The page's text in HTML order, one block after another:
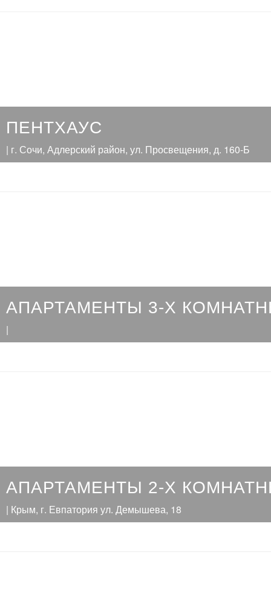
ПЕНТХАУС
| г. Сочи, Адлерский район, ул. Просвещения, д. 160-Б
АПАРТАМЕНТЫ 3-Х
|
АПАРТАМЕНТЫ 2-Х
| Крым, г. Евпатория ул. Демышева, 18